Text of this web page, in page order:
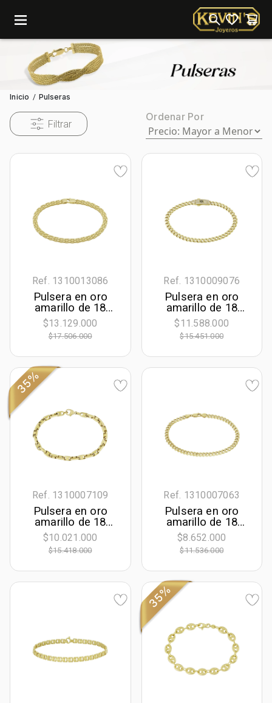
menu
Inicio / Pulseras
Filtrar
Ordenar Por
Ref. 1310013086
Pulsera en oro
amarillo de 18
Kilates, 19 cm. de
largo, 4.50 mm. de
ancho
$13.129.000
$17.506.000
Ref. 1310009076
Pulsera en oro
amarillo de 18
Kilates, con
zircones, 19 cm.
de largo, 5 mm. de
$11.588.000
$15.451.000
35%
Ref. 1310007109
Pulsera en oro
amarillo de 18
Kilates, 21 cm. de
largo, 5 mm. de
ancho
$10.021.000
$15.418.000
Ref. 1310007063
Pulsera en oro
amarillo de 18
Kilates, 21 cm. de
largo, 4.50 mm. de
ancho
$8.652.000
$11.536.000
35%